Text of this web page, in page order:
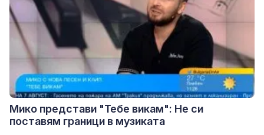
Мико представи "Тебе викам": Не си
поставям граници в музиката